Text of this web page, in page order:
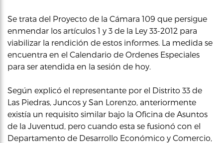
Se trata del Proyecto de la Cámara 109 que persigue
enmendar los artículos 1 y 3 de la Ley 33-2012 para
viabilizar la rendición de estos informes. La medida se
encuentra en el Calendario de Ordenes Especiales
para ser atendida en la sesión de hoy.
Según explicó el representante por el Distrito 33 de
Las Piedras, Juncos y San Lorenzo, anteriormente
existía un requisito similar bajo la Oficina de Asuntos
de la Juventud, pero cuando esta se fusionó con el
Departamento de Desarrollo Económico y Comercio,